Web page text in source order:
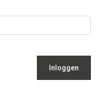
Inloggen